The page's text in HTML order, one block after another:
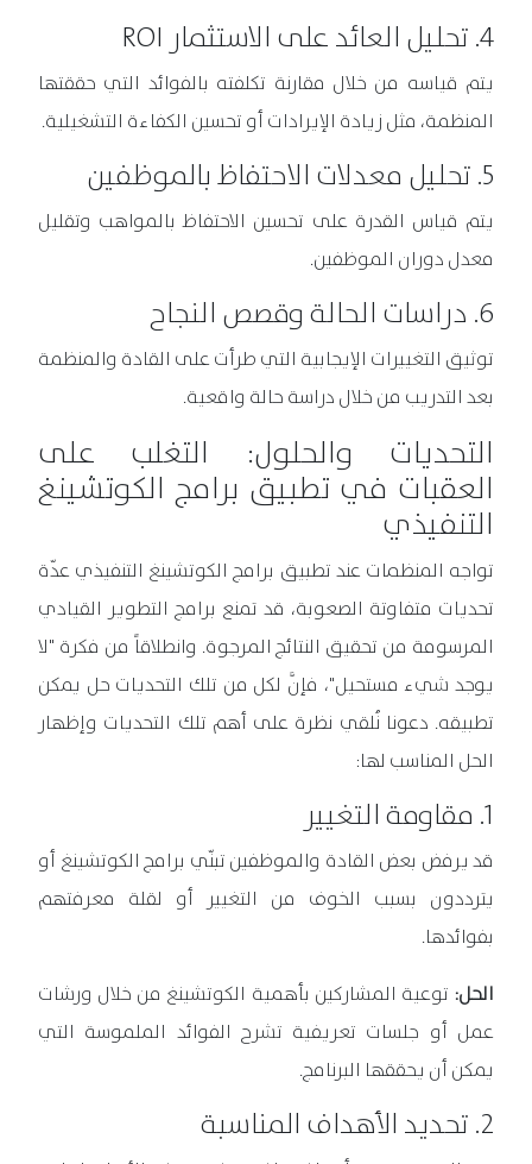
4. تحليل العائد على الاستثمار ROI
يتم قياسه من خلال مقارنة تكلفته بالفوائد التي حققتها
المنظمة، مثل زيادة الإيرادات أو تحسين الكفاءة التشغيلية.
5. تحليل معدلات الاحتفاظ بالموظفين
يتم قياس القدرة على تحسين الاحتفاظ بالمواهب وتقليل
معدل دوران الموظفين.
6. دراسات الحالة وقصص النجاح
توثيق التغييرات الإيجابية التي طرأت على القادة والمنظمة
بعد التدريب من خلال دراسة حالة واقعية.
التحديات والحلول: التغلب على
العقبات في تطبيق برامج الكوتشينغ
التنفيذي
تواجه المنظمات عند تطبيق برامج الكوتشينغ التنفيذي عدّة
تحديات متفاوتة الصعوبة، قد تمنع برامج التطوير القيادي
المرسومة من تحقيق النتائج المرجوة. وانطلاقاً من فكرة "لا
يوجد شيء مستحيل"، فإنَّ لكل من تلك التحديات حل يمكن
تطبيقه. دعونا نُلقي نظرة على أهم تلك التحديات وإظهار
الحل المناسب لها:
1. مقاومة التغيير
قد يرفض بعض القادة والموظفين تبنّي برامج الكوتشينغ أو
يترددون بسبب الخوف من التغيير أو لقلة معرفتهم
بفوائدها.
الحل: توعية المشاركين بأهمية الكوتشينغ من خلال ورشات
عمل أو جلسات تعريفية تشرح الفوائد الملموسة التي
يمكن أن يحققها البرنامج.
2. تحديد الأهداف المناسبة